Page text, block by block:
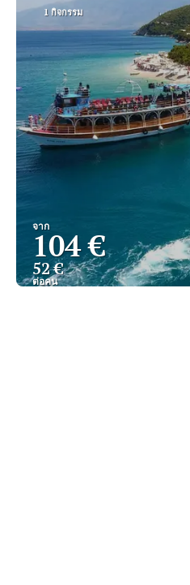
1 กิจกรรม
จาก
104 €
52 €
ต่อคน